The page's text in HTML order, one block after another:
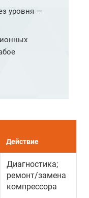
уровня —
Действие
Диагностика;
ремонт/замена
компрессора